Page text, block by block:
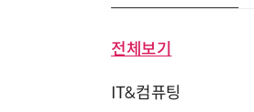
전체보기
IT&컴퓨팅